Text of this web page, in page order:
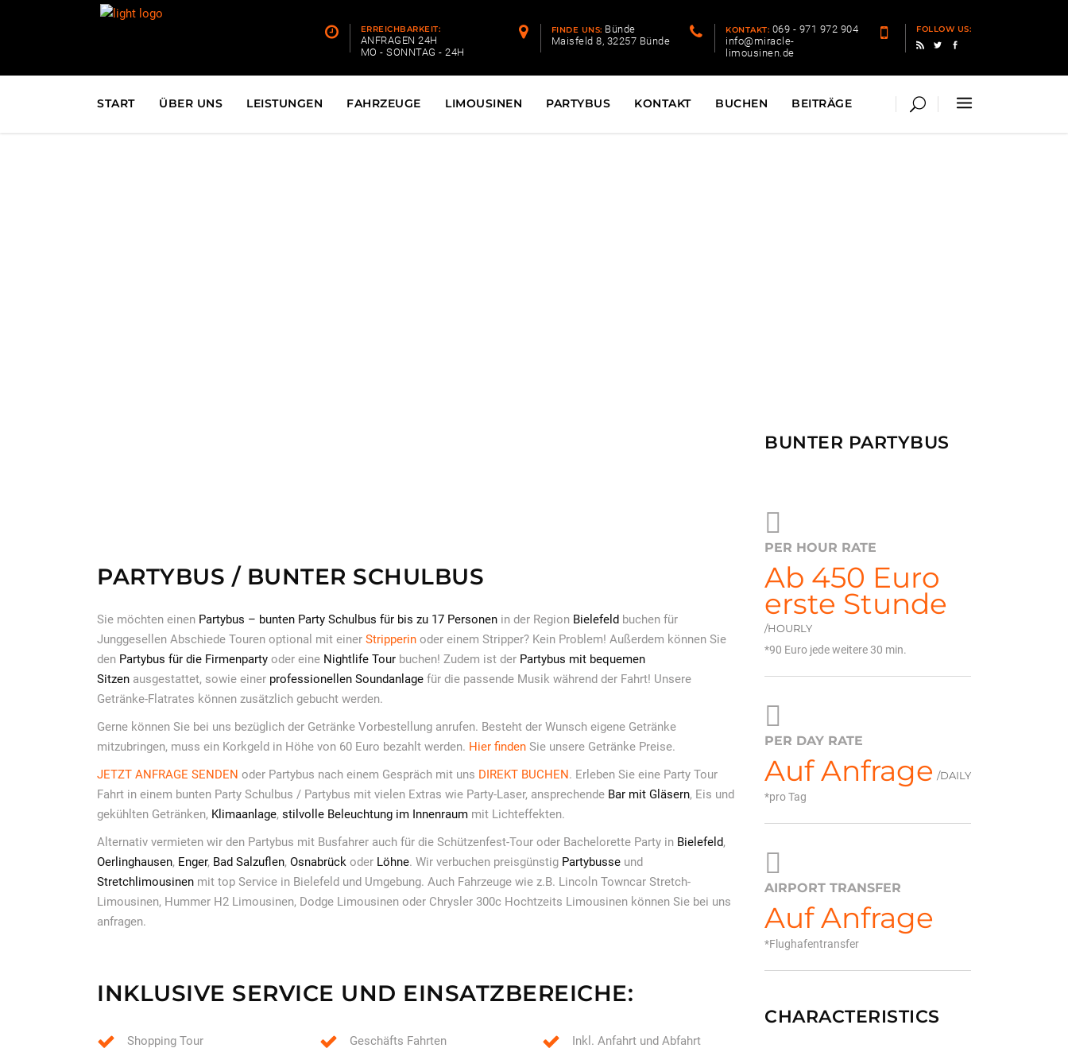
ERREICHBARKEIT:
ANFRAGEN 24H
MO - SONNTAG - 24H
FINDE UNS: Bünde
Maisfeld 8, 32257 Bünde
KONTAKT: 069 - 971 972 904
info@miracle-
limousinen.de
FOLLOW US:
START ÜBER UNS LEISTUNGEN FAHRZEUGE LIMOUSINEN PARTYBUS KONTAKT BUCHEN BEITRÄGE
BUNTER PARTYBUS
PER HOUR RATE
Ab 450 Euro
erste Stunde
/HOURLY
90 Euro jede weitere 30 min.
PER DAY RATE
Auf Anfrage /DAILY
pro Tag
AIRPORT TRANSFER
Auf Anfrage
Flughafentransfer
CHARACTERISTICS
PARTYBUS / BUNTER SCHULBUS
Sie möchten einen Partybus – bunten Party Schulbus für bis zu 17 Personen in der Region Bielefeld buchen für
Junggesellen Abschiede Touren optional mit einer Stripperin oder einem Stripper? Kein Problem! Außerdem können Sie
den Partybus für die Firmenparty oder eine Nightlife Tour buchen! Zudem ist der Partybus mit bequemen
Sitzen ausgestattet, sowie einer professionellen Soundanlage für die passende Musik während der Fahrt! Unsere
Getränke-Flatrates können zusätzlich gebucht werden.
Gerne können Sie bei uns bezüglich der Getränke Vorbestellung anrufen. Besteht der Wunsch eigene Getränke
mitzubringen, muss ein Korkgeld in Höhe von 60 Euro bezahlt werden. Hier finden Sie unsere Getränke Preise.
JETZT ANFRAGE SENDEN oder Partybus nach einem Gespräch mit uns DIREKT BUCHEN. Erleben Sie eine Party Tour
Fahrt in einem bunten Party Schulbus / Partybus mit vielen Extras wie Party-Laser, ansprechende Bar mit Gläsern, Eis und
gekühlten Getränken, Klimaanlage, stilvolle Beleuchtung im Innenraum mit Lichteffekten.
Alternativ vermieten wir den Partybus mit Busfahrer auch für die Schützenfest-Tour oder Bachelorette Party in Bielefeld,
Oerlinghausen, Enger, Bad Salzuflen, Osnabrück oder Löhne. Wir verbuchen preisgünstig Partybusse und
Stretchlimousinen mit top Service in Bielefeld und Umgebung. Auch Fahrzeuge wie z.B. Lincoln Towncar Stretch-
Limousinen, Hummer H2 Limousinen, Dodge Limousinen oder Chrysler 300c Hochtzeits Limousinen können Sie bei uns
anfragen.
INKLUSIVE SERVICE UND EINSATZBEREICHE:
Shopping Tour Geschäfts Fahrten Inkl. Anfahrt und Abfahrt